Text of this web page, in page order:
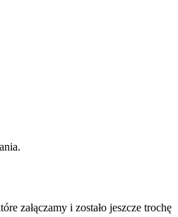
załączamy i zostało jeszcze trochę